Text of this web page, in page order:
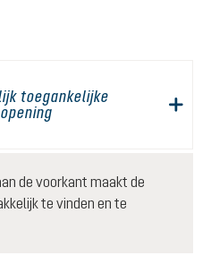
toegankelijke
de voorkant maakt de
te vinden en te